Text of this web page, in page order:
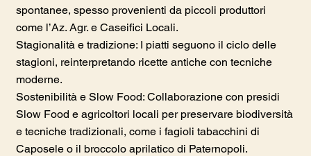
spontanee, spesso provenienti da piccoli produttori
come l’Az. Agr. e Caseifici Locali.
Stagionalità e tradizione: I piatti seguono il ciclo delle
stagioni, reinterpretando ricette antiche con tecniche
moderne.
Sostenibilità e Slow Food: Collaborazione con presidi
Slow Food e agricoltori locali per preservare biodiversità
e tecniche tradizionali, come i fagioli tabacchini di
Caposele o il broccolo aprilatico di Paternopoli.